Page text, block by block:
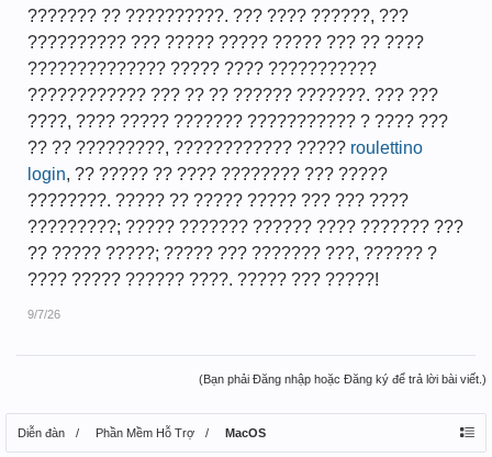
??????? ?? ??????????. ??? ???? ??????, ???
?????????? ??? ????? ????? ????? ??? ?? ????
?????????????? ????? ???? ???????????
???????????? ??? ?? ?? ?????? ???????. ??? ???
????, ???? ????? ??????? ??????????? ? ???? ???
?? ?? ?????????, ???????????? ????? roulettino
login, ?? ????? ?? ???? ???????? ??? ?????
????????. ????? ?? ????? ????? ??? ??? ????
?????????; ????? ??????? ?????? ???? ??????? ???
?? ????? ?????; ????? ??? ??????? ???, ?????? ?
???? ????? ?????? ????. ????? ??? ?????!
9/7/26
(Bạn phải Đăng nhập hoặc Đăng ký để trả lời bài viết.)
Diễn đàn Phần Mềm Hỗ Trợ MacOS